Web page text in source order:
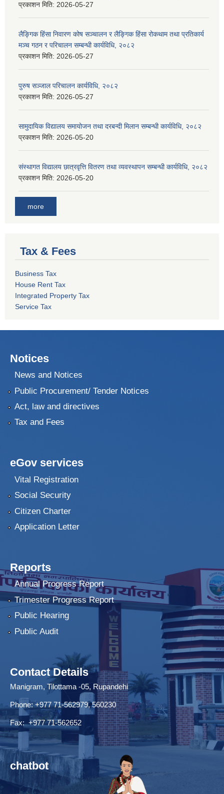
प्रकाशन मिति: 2026-05-27
लैङ्गिक हिंसा निवारण कोष सञ्चालन र लैङ्गिक हिंसा रोकथाम तथा प्रतिकार्य
मञ्च गठन र परिचालन सम्बन्धी कार्यविधि, २०८२
प्रकाशन मिति: 2026-05-27
पुरुष सञ्जाल परिचालन कार्यविधि, २०८२
प्रकाशन मिति: 2026-05-27
सामुदायिक विद्यालय समायोजन तथा दरबन्दी मिलान सम्बन्धी कार्यविधि, २०८२
प्रकाशन मिति: 2026-05-20
संस्थागत विद्यालय छात्रवृत्ति वितरण तथा व्यवस्थापन सम्बन्धी कार्यविधि, २०८२
प्रकाशन मिति: 2026-05-20
more
Tax & Fees
Business Tax
House Rent Tax
Integrated Property Tax
Service Tax
Notices
News and Notices
Public Procurement/ Tender Notices
Act, law and directives
Tax and Fees
eGov services
Vital Registration
Social Security
Citizen Charter
Application Letter
Reports
Annual Progress Report
Trimester Progress Report
Public Hearing
Public Audit
Contact Details
Manigram, Tilottama -05, Rupandehi
Phone: +977 71-562979, 560230
Fax: +977 71-562652
chatbot